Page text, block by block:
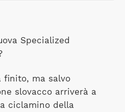
Specialized
finito, ma salvo
slovacco arriverà a
ciclamino della